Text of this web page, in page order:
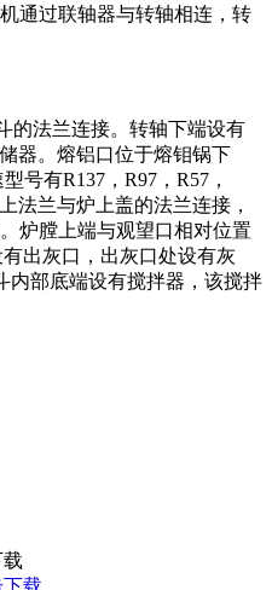
通过联轴器与转轴相连，转
的法兰连接。转轴下端设有
器。熔铝口位于熔钼锅下
号有R137，R97，R57，
法兰与炉上盖的法兰连接，
炉膛上端与观望口相对位置
出灰口，出灰口处设有灰
内部底端设有搅拌器，该搅拌